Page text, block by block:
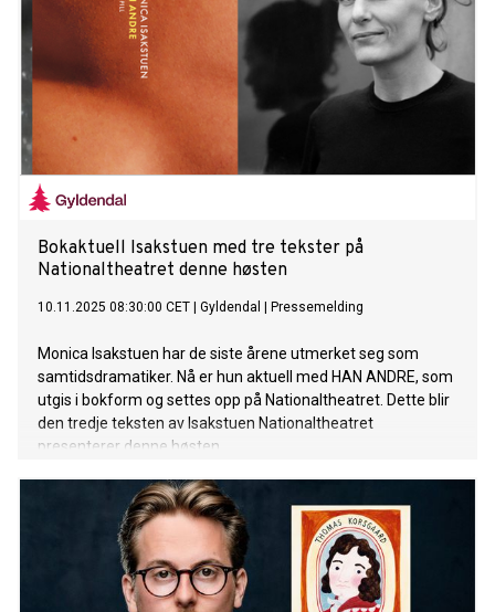
Bokaktuell Isakstuen med tre tekster på
Nationaltheatret denne høsten
10.11.2025 08:30:00 CET Gyldendal Pressemelding
Monica Isakstuen har de siste årene utmerket seg som
samtidsdramatiker. Nå er hun aktuell med HAN ANDRE, som
utgis i bokform og settes opp på Nationaltheatret. Dette blir
den tredje teksten av Isakstuen Nationaltheatret
presenterer denne høsten.